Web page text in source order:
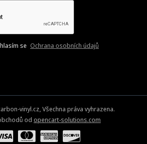
se Ochrana osobních údajů
vinyl.cz, Všechna práva vyhrazena.
od opencart-solutions.com